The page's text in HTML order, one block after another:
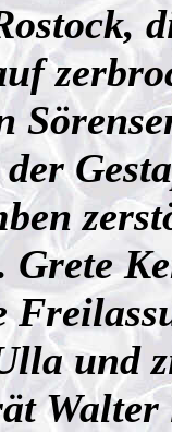
Grete
und